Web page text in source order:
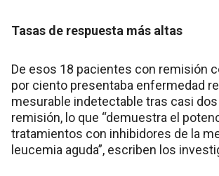
Tasas de respuesta más altas
De esos 18 pacientes con remisión
por ciento presentaba enfermedad
mesurable indetectable tras casi
remisión, lo que “demuestra el
tratamientos con inhibidores de la
leucemia aguda”, escriben los